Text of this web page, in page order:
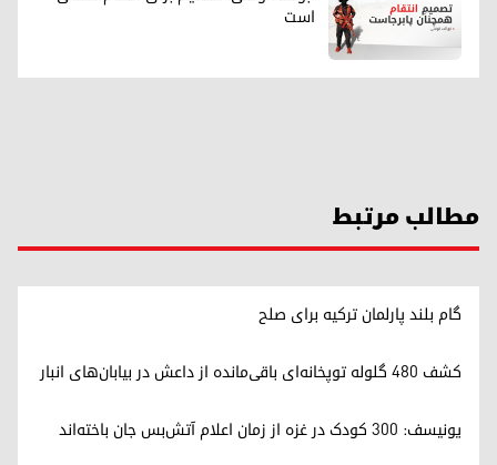
است
مطالب مرتبط
گام بلند پارلمان ترکیه برای صلح
کشف ۴۸۰ گلوله توپخانه‌ای باقی‌مانده از داعش در بیابان‌های انبار
یونیسف: ۳۰۰ کودک در غزه از زمان اعلام آتش‌بس جان باخته‌اند